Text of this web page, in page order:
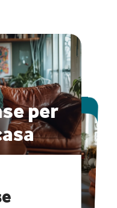
per
e
speciali